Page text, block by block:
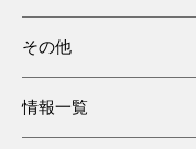
その他
情報一覧